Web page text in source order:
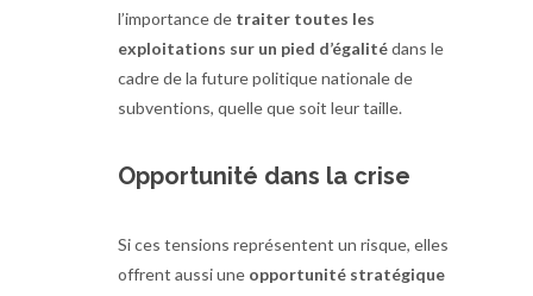
l’importance de traiter toutes les
exploitations sur un pied d’égalitédans le
cadre de la future politique nationale de
subventions, quelle que soit leur taille.
Opportunité dans la crise
Si ces tensions représentent un risque, elles
offrent aussi une opportunité stratégique